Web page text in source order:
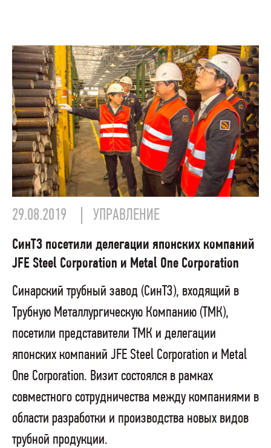
29.08.2019 УПРАВЛЕНИЕ
СинТЗ посетили делегации японских компаний
JFE Steel Corporation и Metal One Corporation
Синарский трубный завод (СинТЗ), входящий в
Трубную Металлургическую Компанию (ТМК),
посетили представители ТМК и делегации
японских компаний JFE Steel Corporation и Metal
One Corporation. Визит состоялся в рамках
совместного сотрудничества между компаниями в
области разработки и производства новых видов
трубной продукции.